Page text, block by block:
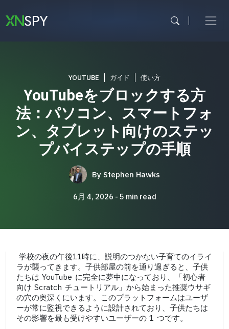
容
を
YOUTUBE ガイド 使い方
YouTubeをブロックする方
法：パソコン、スマートフォ
ン、タブレット向けのステッ
プバイステップの手順
By Stephen Hawks
6月 4, 2026 5 min read
学校の夜の午後11時に、説明のつかない子育てのイライ
ラが襲ってきます。子供部屋の前を通り過ぎると、子供
たちは YouTube に完全に夢中になっており、「初心者
向け Scratch チュートリアル」から始まった推奨ウサギ
の穴の奥深くにいます。このプラットフォームはユーザ
ーが常に監視できるように設計されており、子供たちは
その影響を最も受けやすいユーザーの 1 つです。